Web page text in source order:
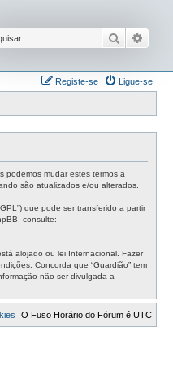
Pesquisar
Ligue-se
Registe-se
podemos mudar estes termos a
são atualizados e/ou alterados.
que pode ser transferido a partir
consulte:
alojado ou lei Internacional. Fazer
Concorda que “Guardião” tem
não ser divulgada a
O Fuso Horário do Fórum é UTC